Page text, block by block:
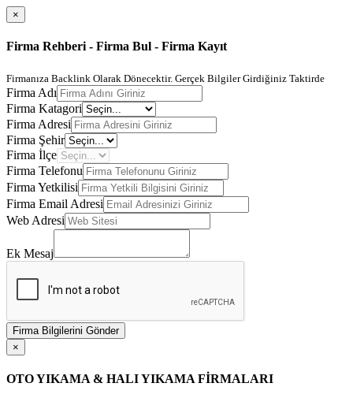
×
Firma Rehberi - Firma Bul - Firma Kayıt
Firmanıza Backlink Olarak Dönecektir. Gerçek Bilgiler Girdiğiniz Taktirde
Firma Adı
Firma Katagori
Firma Adresi
Firma Şehir
Firma İlçe
Firma Telefonu
Firma Yetkilisi
Firma Email Adresi
Web Adresi
Ek Mesaj
Firma Bilgilerini Gönder
×
OTO YIKAMA & HALI YIKAMA FİRMALARI